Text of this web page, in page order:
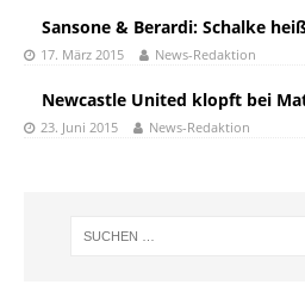
Sansone & Berardi: Schalke
17. März 2015 News-Redaktion
Newcastle United klopft bei
23. Juni 2015 News-Redaktion